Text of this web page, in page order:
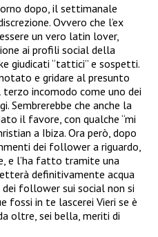
dopo, il settimanale
Ovvero che l’ex
un vero latin lover,
ai profili social della
giudicati “tattici” e sospetti.
e gridare al presunto
incomodo come uno dei
Sembrerebbe che anche la
il favore, con qualche “mi
a Ibiza. Ora però, dopo
dei follower a riguardo,
e l’ha fatto tramite una
definitivamente acqua
follower sui social non si
fossi in te lascerei Vieri se è
oltre, sei bella, meriti di